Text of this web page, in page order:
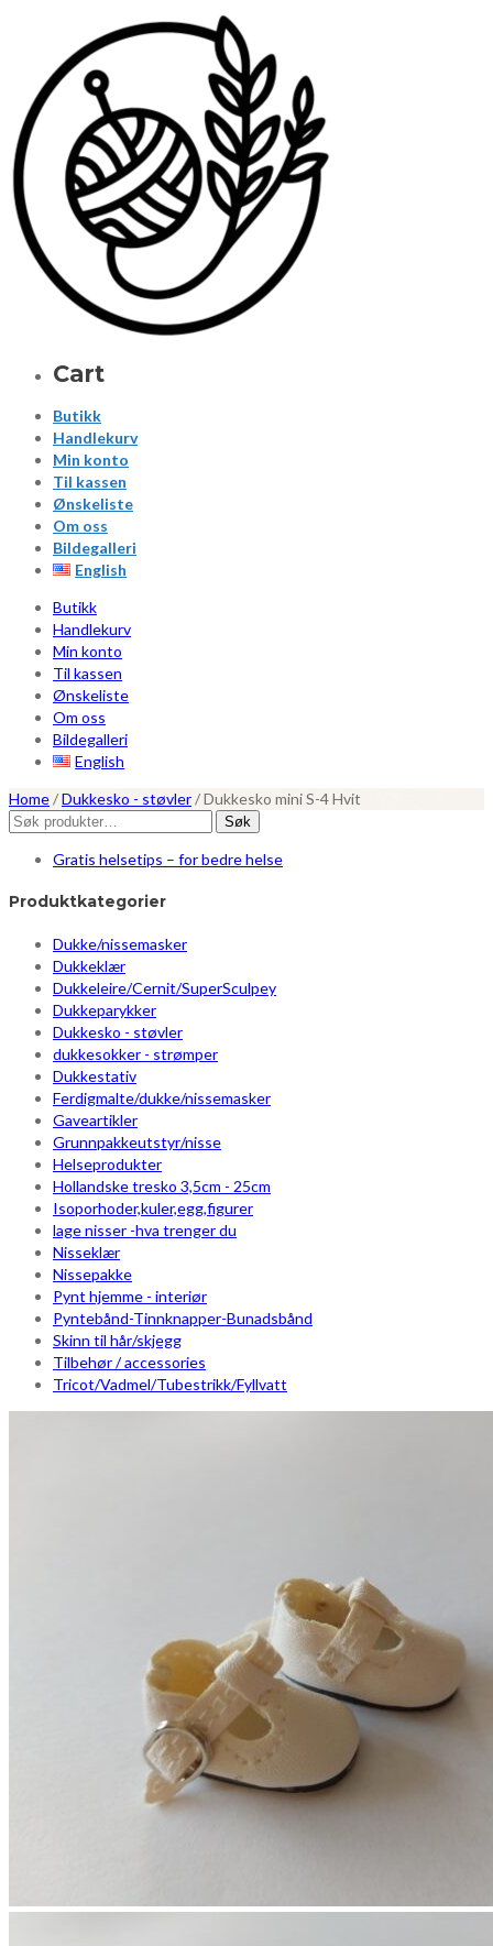
Cart
Butikk
Handlekurv
Min konto
Til kassen
Ønskeliste
Om oss
Bildegalleri
English
Butikk
Handlekurv
Min konto
Til kassen
Ønskeliste
Om oss
Bildegalleri
English
Home/Dukkesko - støvler/Dukkesko mini S-4 Hvit
Søk
Søk
Gratis helsetips – for bedre helse
Produktkategorier
Dukke/nissemasker
Dukkeklær
Dukkeleire/Cernit/SuperSculpey
Dukkeparykker
Dukkesko - støvler
dukkesokker - strømper
Dukkestativ
Ferdigmalte/dukke/nissemasker
Gaveartikler
Grunnpakkeutstyr/nisse
Helseprodukter
Hollandske tresko 3,5cm - 25cm
Isoporhoder,kuler,egg,figurer
lage nisser -hva trenger du
Nisseklær
Nissepakke
Pynt hjemme - interiør
Pyntebånd-Tinnknapper-Bunadsbånd
Skinn til hår/skjegg
Tilbehør / accessories
Tricot/Vadmel/Tubestrikk/Fyllvatt